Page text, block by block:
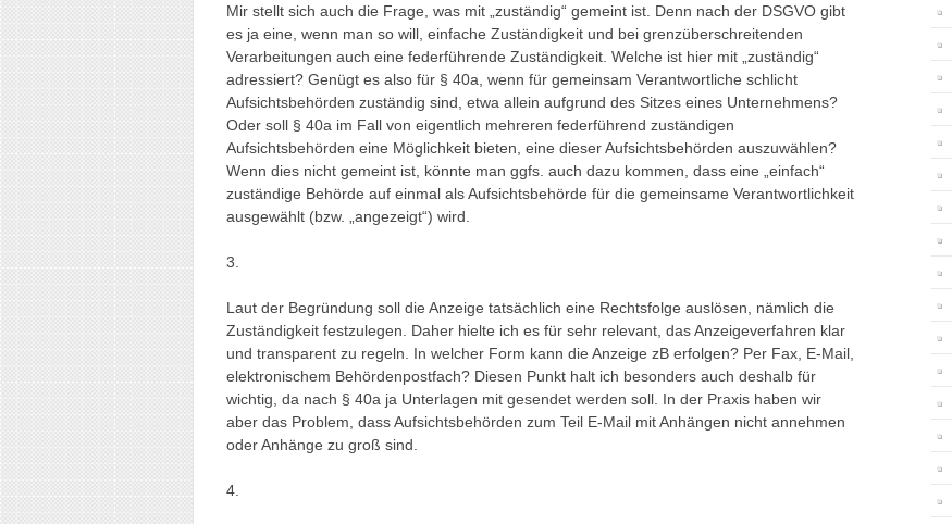
Mir stellt sich auch die Frage, was mit „zuständig“ gemeint ist. Denn nach der DSGVO gibt
es ja eine, wenn man so will, einfache Zuständigkeit und bei grenzüberschreitenden
Verarbeitungen auch eine federführende Zuständigkeit. Welche ist hier mit „zuständig“
adressiert? Genügt es also für § 40a, wenn für gemeinsam Verantwortliche schlicht
Aufsichtsbehörden zuständig sind, etwa allein aufgrund des Sitzes eines Unternehmens?
Oder soll § 40a im Fall von eigentlich mehreren federführend zuständigen
Aufsichtsbehörden eine Möglichkeit bieten, eine dieser Aufsichtsbehörden auszuwählen?
Wenn dies nicht gemeint ist, könnte man ggfs. auch dazu kommen, dass eine „einfach“
zuständige Behörde auf einmal als Aufsichtsbehörde für die gemeinsame Verantwortlichkeit
ausgewählt (bzw. „angezeigt“) wird.
3.
Laut der Begründung soll die Anzeige tatsächlich eine Rechtsfolge auslösen, nämlich die
Zuständigkeit festzulegen. Daher hielte ich es für sehr relevant, das Anzeigeverfahren klar
und transparent zu regeln. In welcher Form kann die Anzeige zB erfolgen? Per Fax, E-Mail,
elektronischem Behördenpostfach? Diesen Punkt halt ich besonders auch deshalb für
wichtig, da nach § 40a ja Unterlagen mit gesendet werden soll. In der Praxis haben wir
aber das Problem, dass Aufsichtsbehörden zum Teil E-Mail mit Anhängen nicht annehmen
oder Anhänge zu groß sind.
4.